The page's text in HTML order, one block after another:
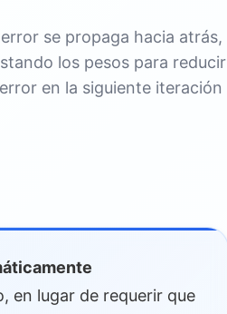
error se propaga hacia atrás,
los pesos para reducir
en la siguiente iteración
en lugar de requerir que